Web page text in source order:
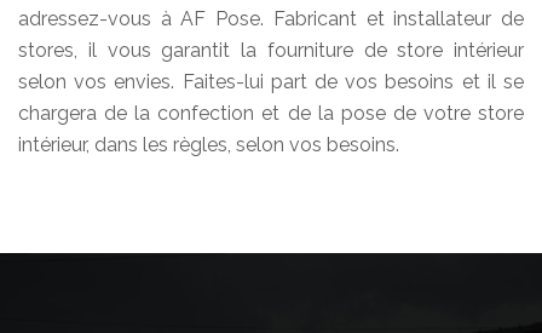
adressez-vous à AF Pose. Fabricant et installateur de
stores, il vous garantit la fourniture de store intérieur
selon vos envies. Faites-lui part de vos besoins et il se
chargera de la confection et de la pose de votre store
intérieur, dans les règles, selon vos besoins.